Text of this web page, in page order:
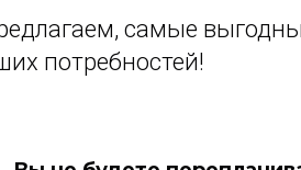
самые
потребностей!